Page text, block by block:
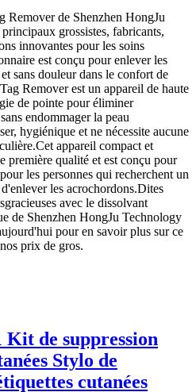
Remover de Shenzhen HongJu
grossistes, fabricants,
innovantes pour les soins
est conçu pour enlever les
sans douleur dans le confort de
Remover est un appareil de haute
de pointe pour éliminer
endommager la peau
hygiénique et ne nécessite aucune
appareil compact et
première qualité et est conçu pour
les personnes qui recherchent un
les acrochordons.Dites
avec le dissolvant
de Shenzhen HongJu Technology
pour en savoir plus sur ce
prix de gros.
Kit de suppression
Stylo de
cutanées